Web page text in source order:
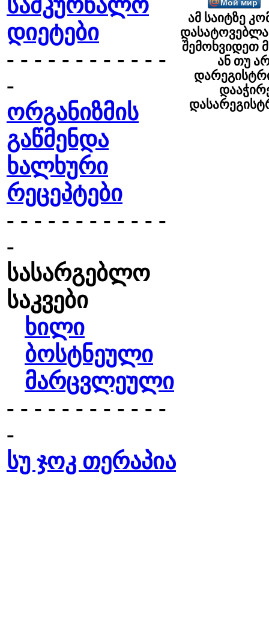
სამკურნალო
დიეტები
- - - - - - - - - - - -
-
ორგანიზმის
გაწმენდა
ხალხური
რეცეპტები
- - - - - - - - - - - -
-
სასარგებლო
საკვები
ხილი
ბოსტნეული
მარცვლეული
- - - - - - - - - - - -
-
სუ ჯოკ თერაპია
ამ საიტზე
შემოხვიდეთ
ან თუ